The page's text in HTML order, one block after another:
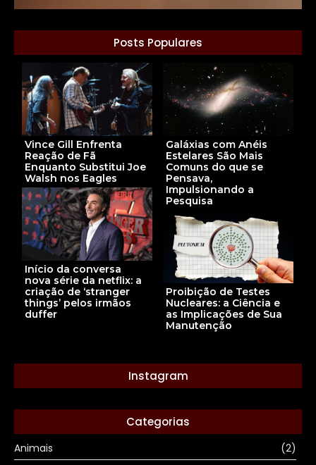
Posts Populares
Vince Gill Enfrenta
Reação de Fã
Enquanto Substitui Joe
Walsh nos Eagles
Galáxias com Anéis
Estelares São Mais
Comuns do que se
Pensava,
Impulsionando a
Pesquisa
Início da conversa
nova série da netflix: a
criação de ‘stranger
things’ pelos irmãos
duffer
Proibição de Testes
Nucleares: a Ciência e
as Implicações de Sua
Manutenção
Instagram
Categorias
Animais
(2)